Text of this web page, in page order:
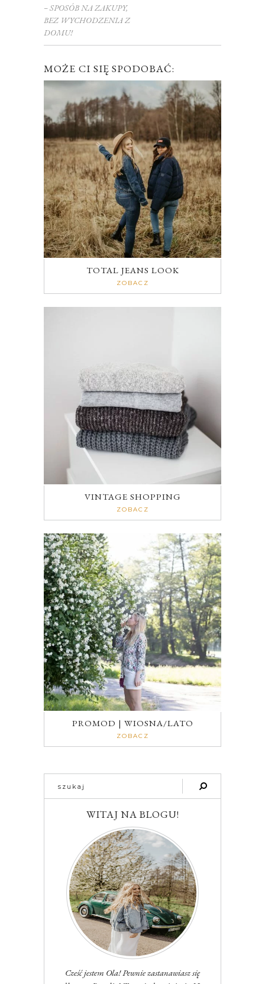
– SPOSÓB NA ZAKUPY,
BEZ WYCHODZENIA Z
DOMU!
MOŻE CI SIĘ SPODOBAĆ:
TOTAL JEANS LOOK
ZOBACZ
VINTAGE SHOPPING
ZOBACZ
PROMOD | WIOSNA/LATO
ZOBACZ
WITAJ NA BLOGU!
Cześć jestem Ola! Pewnie zastanawiasz się